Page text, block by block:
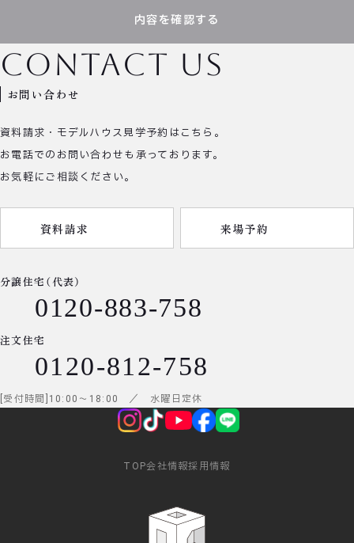
内容を確認する
お問い合わせ
contact us
資料請求・モデルハウス見学予約はこちら。
お電話でのお問い合わせも承っております。
お気軽にご相談ください。
資料請求 来場予約
分譲住宅（代表）
0120-883-758
注文住宅
0120-812-758
受付時間 10:00 ～ 18:00 ／ 水曜日定休
TOP会社情報採用情報